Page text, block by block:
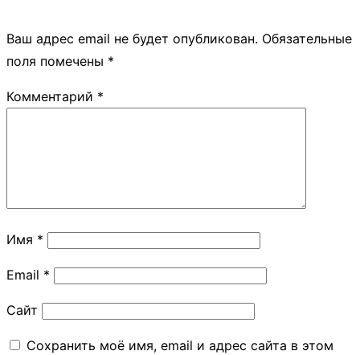
Ваш адрес email не будет опубликован. Обязательные
поля помечены *
Комментарий *
Имя *
Email *
Сайт
Сохранить моё имя, email и адрес сайта в этом